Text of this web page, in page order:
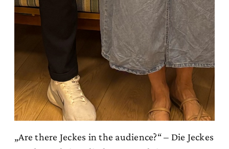
„Are there Jeckes in the audience?“ – Die Jeckes